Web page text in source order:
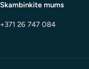
Skambinkite mums
+371 26 747 084